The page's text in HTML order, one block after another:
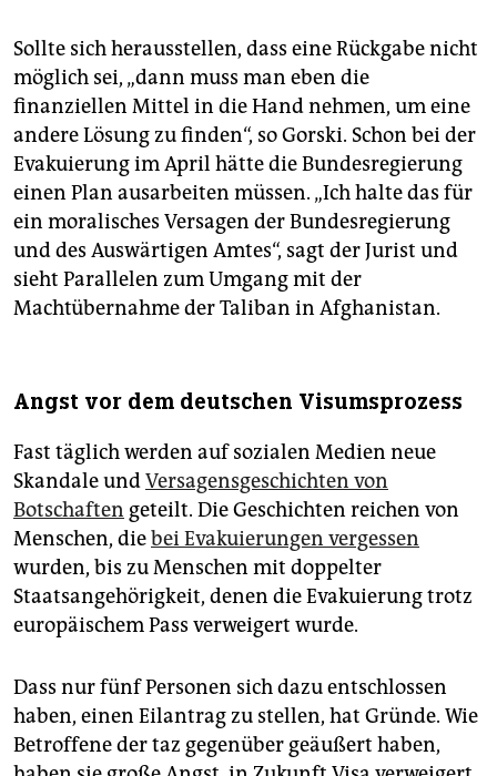
Sollte sich herausstellen, dass eine Rückgabe nicht
möglich sei, „dann muss man eben die
finanziellen Mittel in die Hand nehmen, um eine
andere Lösung zu finden“, so Gorski. Schon bei der
Evakuierung im April hätte die Bundesregierung
einen Plan ausarbeiten müssen. „Ich halte das für
ein moralisches Versagen der Bundesregierung
und des Auswärtigen Amtes“, sagt der Jurist und
sieht Parallelen zum Umgang mit der
Machtübernahme der Taliban in Afghanistan.
Angst vor dem deutschen Visumsprozess
Fast täglich werden auf sozialen Medien neue
Skandale undVersagensgeschichten von
Botschaften geteilt. Die Geschichten reichen von
Menschen, diebei Evakuierungen vergessen
wurden, bis zu Menschen mit doppelter
Staatsangehörigkeit, denen die Evakuierung trotz
europäischem Pass verweigert wurde.
Dass nur fünf Personen sich dazu entschlossen
haben, einen Eilantrag zu stellen, hat Gründe. Wie
Betroffene der taz gegenüber geäußert haben,